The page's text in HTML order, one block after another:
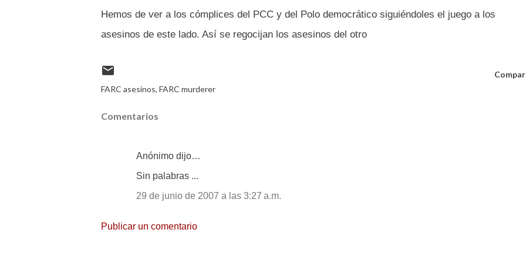
Hemos de ver a los cómplices del PCC y del Polo democrático siguiéndoles el juego a los
asesinos de este lado. Así se regocijan los asesinos del otro
FARC asesinos FARC murderer
Comentarios
Anónimo dijo…
Sin palabras ...
29 de junio de 2007 a las 3:27 a.m.
Publicar un comentario